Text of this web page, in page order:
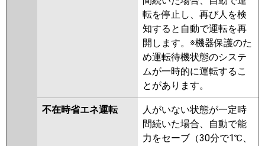
転を停止し、再び人を検
知すると自動で運転を再
開します。※機器保護のた
め運転待機状態のシステ
ムが一時的に運転するこ
とがあります。
不在時省エネ運転
人がいない状態が一定時
間続いた場合、自動で能
力をセーブ（30分で1℃、